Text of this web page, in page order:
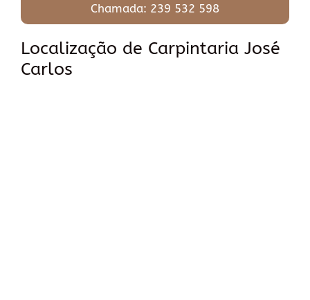
Chamada: 239 532 598
Localização de Carpintaria José
Carlos